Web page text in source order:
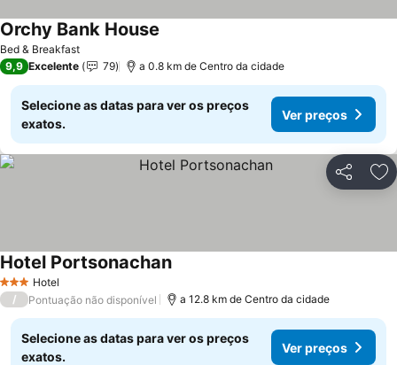
Bed & Breakfast
Orchy Bank House
9,9 Excelente 79 a 0.8 km de Centro da cidade
Selecione as datas para ver os preços
exatos.
Ver preços
Partilhar
3 EstrelasHotel
Hotel PortsonachanVer preços
/ Pontuação não disponível a 12.8 km de Centro da cidade
Selecione as datas para ver os preços
exatos.
Ver preços